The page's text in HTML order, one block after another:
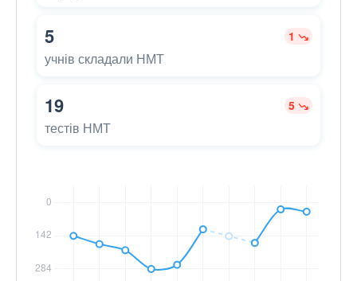
5 1
учнів складали НМТ
19 5
тестів НМТ